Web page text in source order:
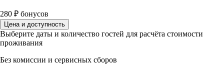
280 ₽ бонусов
Цена и доступность
Выберите даты и количество гостей для расчёта стоимости
проживания
Без комиссии и сервисных сборов